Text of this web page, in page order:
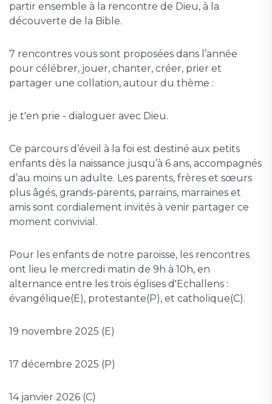
partir ensemble à la rencontre de Dieu, à la
découverte de la Bible.
7 rencontres vous sont proposées dans l’année
pour célébrer, jouer, chanter, créer, prier et
partager une collation, autour du thème :
je t'en prie - dialoguer avec Dieu.
Ce parcours d’éveil à la foi est destiné aux petits
enfants dès la naissance jusqu’à 6 ans, accompagnés
d’au moins un adulte. Les parents, frères et sœurs
plus âgés, grands-parents, parrains, marraines et
amis sont cordialement invités à venir partager ce
moment convivial.
Pour les enfants de notre paroisse, les rencontres
ont lieu le mercredi matin de 9h à 10h, en
alternance entre les trois églises d'Echallens :
évangélique(E), protestante(P), et catholique(C).
19 novembre 2025 (E)
17 décembre 2025 (P)
14 janvier 2026 (C)